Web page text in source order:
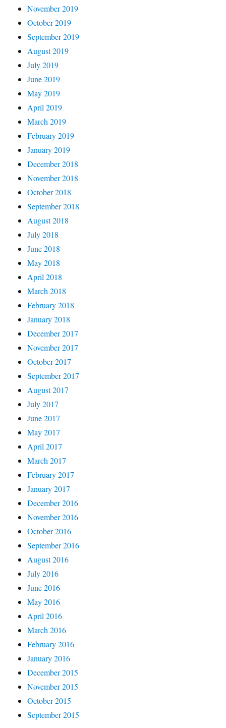
November 2019
October 2019
September 2019
August 2019
July 2019
June 2019
May 2019
April 2019
March 2019
February 2019
January 2019
December 2018
November 2018
October 2018
September 2018
August 2018
July 2018
June 2018
May 2018
April 2018
March 2018
February 2018
January 2018
December 2017
November 2017
October 2017
September 2017
August 2017
July 2017
June 2017
May 2017
April 2017
March 2017
February 2017
January 2017
December 2016
November 2016
October 2016
September 2016
August 2016
July 2016
June 2016
May 2016
April 2016
March 2016
February 2016
January 2016
December 2015
November 2015
October 2015
September 2015